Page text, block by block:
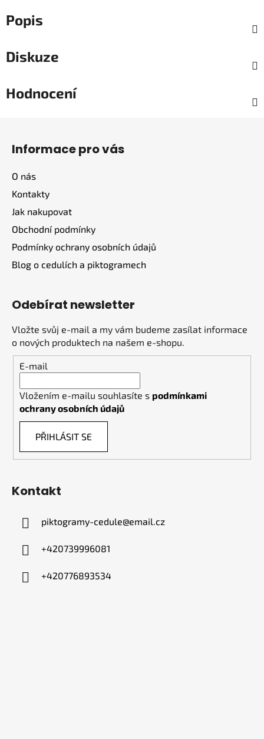
Popis
Diskuze
Hodnocení
Informace pro vás
O nás
Kontakty
Jak nakupovat
Obchodní podmínky
Podmínky ochrany osobních údajů
Blog o cedulích a piktogramech
Odebírat newsletter
Vložte svůj e-mail a my vám budeme zasílat informace
o nových produktech na našem e-shopu.
E-mail
Vložením e-mailu souhlasíte s podmínkami
ochrany osobních údajů
PŘIHLÁSIT SE
Kontakt
piktogramy-cedule@email.cz
+420739996081
+420776893534